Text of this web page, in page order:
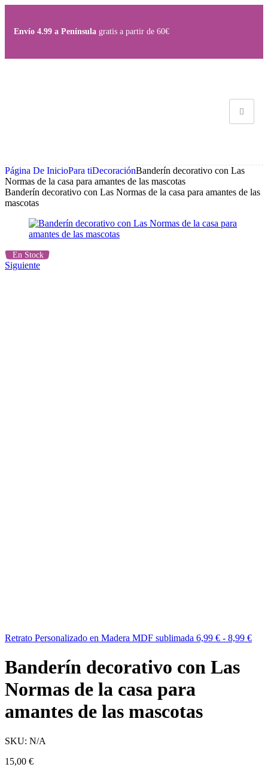
Envío 4.99 a Península gratis a partir de 60€
Página De InicioPara tiDecoraciónBanderín decorativo con Las
Normas de la casa para amantes de las mascotas
Banderín decorativo con Las Normas de la casa para amantes de las
mascotas
En Stock
Siguiente
Retrato Personalizado en Madera MDF sublimada 6,99 € - 8,99 €
Banderín decorativo con Las
Normas de la casa para
amantes de las mascotas
SKU: N/A
15,00 €